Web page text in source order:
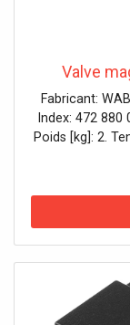
Valve
Fabricant:
Index: 472
Poids [kg]: 2.